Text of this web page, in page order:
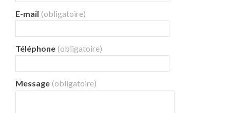
E-mail (obligatoire)
Téléphone (obligatoire)
Message (obligatoire)